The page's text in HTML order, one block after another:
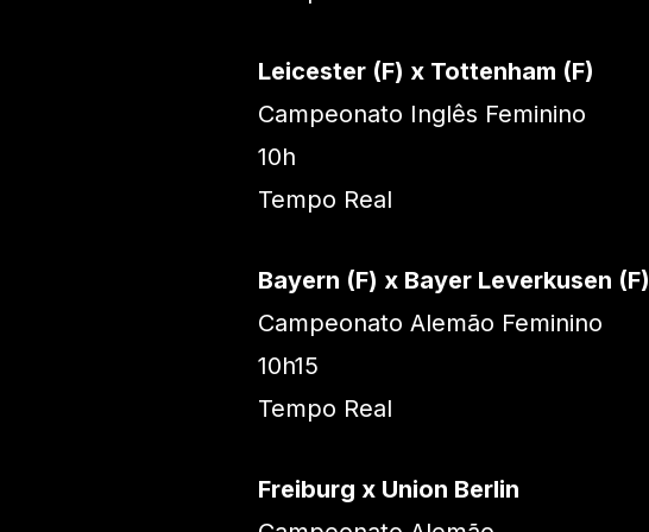
Leicester (F) x Tottenham (F)
Campeonato Inglês Feminino
10h
Tempo Real
Bayern (F) x Bayer Leverkusen (F)
Campeonato Alemão Feminino
10h15
Tempo Real
Freiburg x Union Berlin